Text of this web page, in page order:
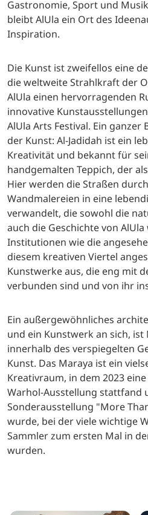
Gastronomie, Sport und
bleibt AlUla ein Ort des
Inspiration.
Die Kunst ist zweifellos eine
die weltweite Strahlkraft der
AlUla einen hervorragenden
innovative
AlUla Arts Festival. Ein ganzer
der Kunst: Al-Jadidah ist ein
Kreativität und bekannt für
handgemalten Teppich, der
Hier werden die Straßen
Wandmalereien in eine
verwandelt, die sowohl die
auch die Geschichte von
Institutionen wie die
diesem kreativen Viertel
Kunstwerke aus, die eng mit
verbunden sind und von ihr
Ein außergewöhnliches
und ein Kunstwerk an sich, ist
innerhalb des verspiegelten
Kunst. Das Maraya ist ein
Kreativraum, in dem 2023
Warhol-Ausstellung stattfand
Sonderausstellung "More
wurde, bei der viele wichtige
Sammler zum ersten Mal in
wurden.